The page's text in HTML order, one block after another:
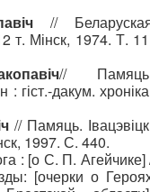
//
т. Мінск, 1974. Т.
//
гіст.-дакум.
// Памяць.
1997. С. 440.
: [о С. П. Агейчике]
[очерки о